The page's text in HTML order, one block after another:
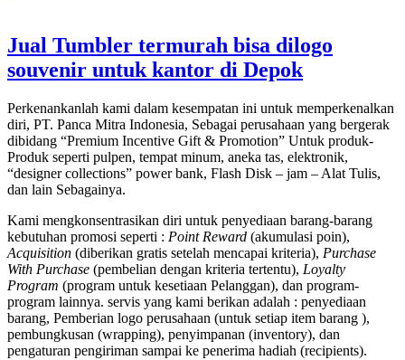
Jual Tumbler termurah bisa dilogo
souvenir untuk kantor di Depok
Perkenankanlah kami dalam kesempatan ini untuk memperkenalkan
diri, PT. Panca Mitra Indonesia, Sebagai perusahaan yang bergerak
dibidang “Premium Incentive Gift & Promotion” Untuk produk-
Produk seperti pulpen, tempat minum, aneka tas, elektronik,
“designer collections” power bank, Flash Disk – jam – Alat Tulis,
dan lain Sebagainya.
Kami mengkonsentrasikan diri untuk penyediaan barang-barang
kebutuhan promosi seperti : Point Reward (akumulasi poin),
Acquisition (diberikan gratis setelah mencapai kriteria), Purchase
With Purchase (pembelian dengan kriteria tertentu), Loyalty
Program (program untuk kesetiaan Pelanggan), dan program-
program lainnya. servis yang kami berikan adalah : penyediaan
barang, Pemberian logo perusahaan (untuk setiap item barang ),
pembungkusan (wrapping), penyimpanan (inventory), dan
pengaturan pengiriman sampai ke penerima hadiah (recipients).